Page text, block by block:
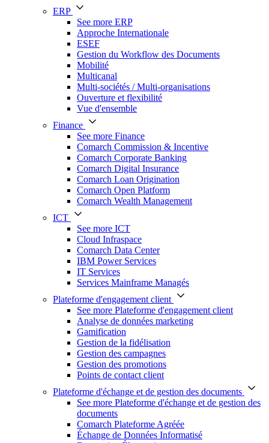
ERP
See more ERP
Approche Internationale
ESEF
Gestion du Workflow des Documents
Mobilité
Multicanal
Multi-sociétés / Multi-organisations
Ouverture et flexibilité
Vue d'ensemble
Finance
See more Finance
Comarch Commission & Incentive
Comarch Corporate Banking
Comarch Digital Insurance
Comarch Loan Origination
Comarch Open Platform
Comarch Wealth Management
ICT
See more ICT
Cloud Infraspace
Comarch Data Center
IBM Power Services
IT Services
Services Mainframe Managés
Plateforme d'engagement client
See more Plateforme d'engagement client
Analyse de données marketing
Gamification
Gestion de la fidélisation
Gestion des campagnes
Gestion des promotions
Points de contact client
Plateforme d'échange et de gestion des documents
See more Plateforme d'échange et de gestion des
documents
Comarch Plateforme Agréée
Échange de Données Informatisé